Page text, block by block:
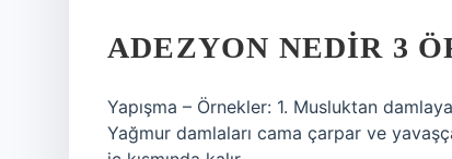
ADEZYON NEDIR 3
Yapışma – Örnekler: 1. Musluktan
Yağmur damlaları cama çarpar ve